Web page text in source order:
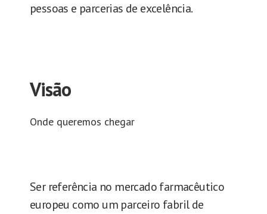
pessoas e parcerias de excelência.
Visão
Onde queremos chegar
Ser referência no mercado farmacêutico
europeu como um parceiro fabril de